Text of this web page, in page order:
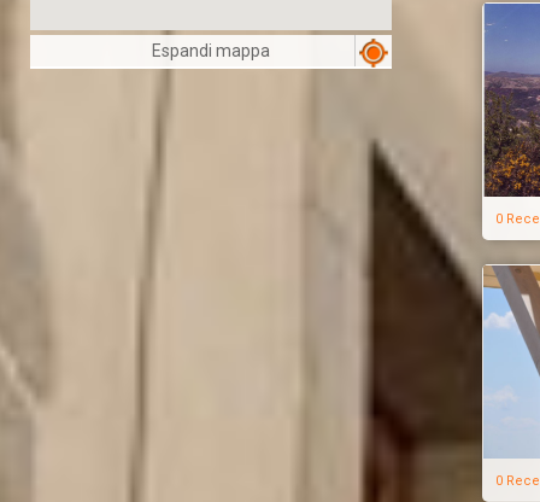
Espandi mappa
0
0